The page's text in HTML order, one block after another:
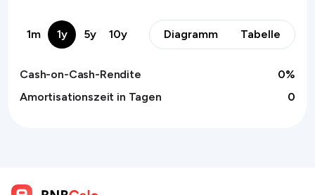
1m 1y 5y 10y Diagramm Tabelle
Cash-on-Cash-Rendite 0%
Amortisationszeit in Tagen
0